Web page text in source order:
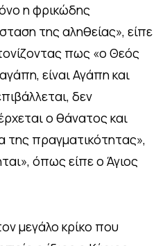
η φρικώδης
της αληθείας», είπε
πως «ο Θεός
είναι Αγάπη και
δεν
ο θάνατος και
της πραγματικότητας»,
όπως είπε ο Άγιος
μεγάλο κρίκο που